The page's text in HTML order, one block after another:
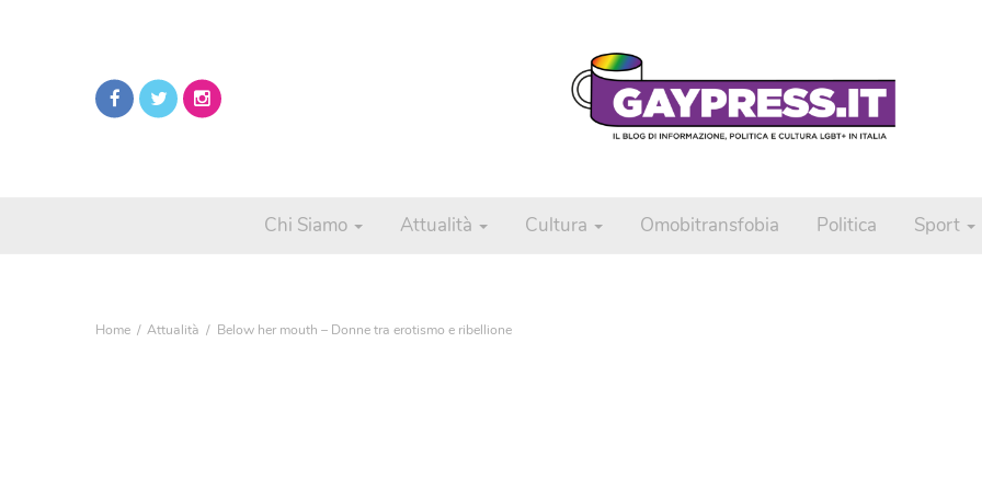
Chi Siamo Attualità Cultura Omobitransfobia Politica Sport
Home Attualità Below her mouth – Donne tra erotismo e ribellione